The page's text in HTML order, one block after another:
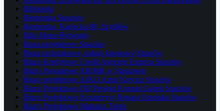
Biblioteki
Biedronka Staszów
Biedronka, Kielecka 88, Szydłów
Biki Motor Rytwiany
Biura projektowe Staszów
Biura rachunkowe, usługi księgowe Staszów
Biuro Kredytowe Credit Agricole Express Staszów
Biuro Powiatowe ARiMR w Staszowie
Biuro projektowe AJKO Artur Kręcisz Staszów
Biuro Projektowe DB Projekt Konrad Gądek Staszów
Biuro Projektowe Kosztorysy Renata Orzelska Staszów
Biuro Projektowe Mateusz Turek